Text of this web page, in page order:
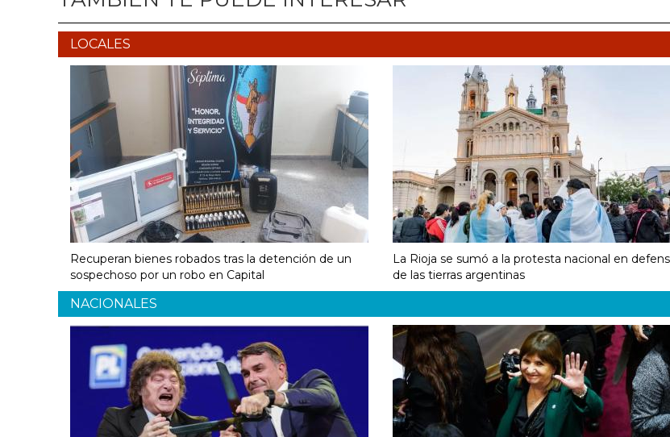
LOCALES
Recuperan bienes robados tras la detención de un
sospechoso por un robo en Capital
La Rioja se sumó a la protesta nacional en
de las tierras argentinas
NACIONALES